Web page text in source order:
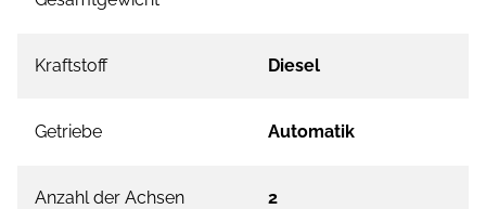
Kraftstoff Diesel
Getriebe Automatik
Anzahl der Achsen 2